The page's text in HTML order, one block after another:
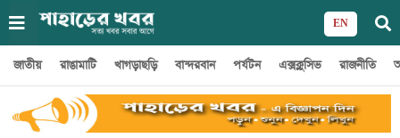
EN
জাতীয় রাঙামাটি খাগড়াছড়ি বান্দরবান পর্যটন এক্সক্লুসিভ রাজনীতি